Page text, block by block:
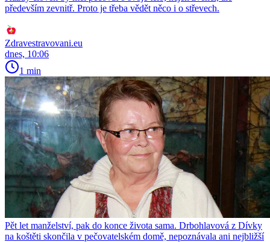
především zevnitř. Proto je třeba vědět něco i o střevech.
Zdravestravovani.eu
dnes, 10:06
1 min
Pět let manželství, pak do konce života sama. Drbohlavová z Dívky
na koštěti skončila v pečovatelském domě, nepoznávala ani nejbližší